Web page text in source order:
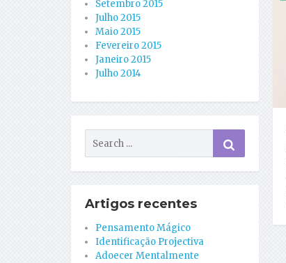
Setembro 2015
Julho 2015
Maio 2015
Fevereiro 2015
Janeiro 2015
Julho 2014
Artigos recentes
Pensamento Mágico
Identificação Projectiva
Adoecer Mentalmente